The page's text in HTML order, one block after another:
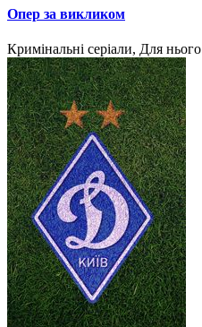
Опер за викликом
Кримінальні серіали, Для нього